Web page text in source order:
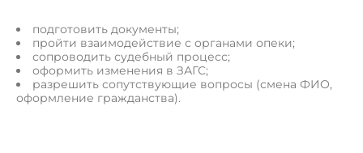
подготовить документы;
пройти взаимодействие с органами опеки;
сопроводить судебный процесс;
оформить изменения в ЗАГС;
разрешить сопутствующие вопросы (смена ФИО,
оформление гражданства).